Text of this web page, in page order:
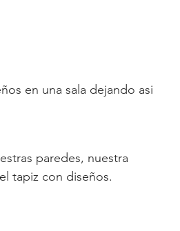
en una sala dejando asi
paredes, nuestra
tapiz con diseños.